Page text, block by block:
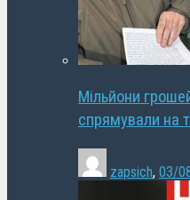
Мільйони
спрямували на
zapsich, 03/